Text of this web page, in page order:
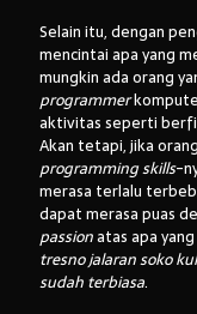
Selain itu, dengan
mencintai apa yang
mungkin ada orang
programmer
aktivitas seperti
Akan tetapi, jika
programming skills-
merasa terlalu
dapat merasa puas
passionatas apa
tresno jalaran soko
sudah terbiasa.